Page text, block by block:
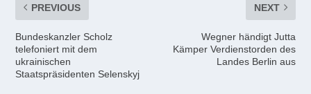
PREVIOUS
Bundeskanzler Scholz
telefoniert mit dem
ukrainischen
Staatspräsidenten Selenskyj
NEXT
Wegner händigt Jutta
Kämper Verdienstorden des
Landes Berlin aus